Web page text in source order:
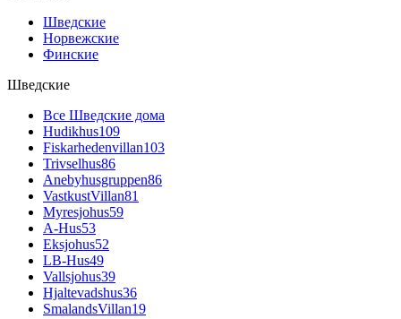
Шведские
Норвежские
Финские
Шведские
Все Шведские дома
Hudikhus109
Fiskarhedenvillan103
Trivselhus86
Anebyhusgruppen86
VastkustVillan81
Myresjohus59
A-Hus53
Eksjohus52
LB-Hus49
Vallsjohus39
Hjaltevadshus36
SmalandsVillan19